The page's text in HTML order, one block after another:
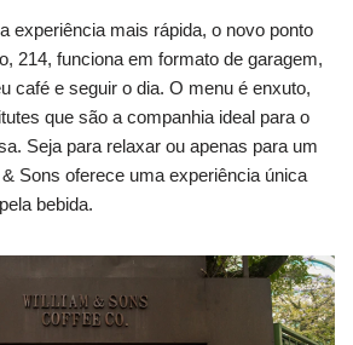
experiência mais rápida, o novo ponto
214, funciona em formato de garagem,
café e seguir o dia. O menu é enxuto,
que são a companhia ideal para o
Seja para relaxar ou apenas para um
Sons oferece uma experiência única
bebida.